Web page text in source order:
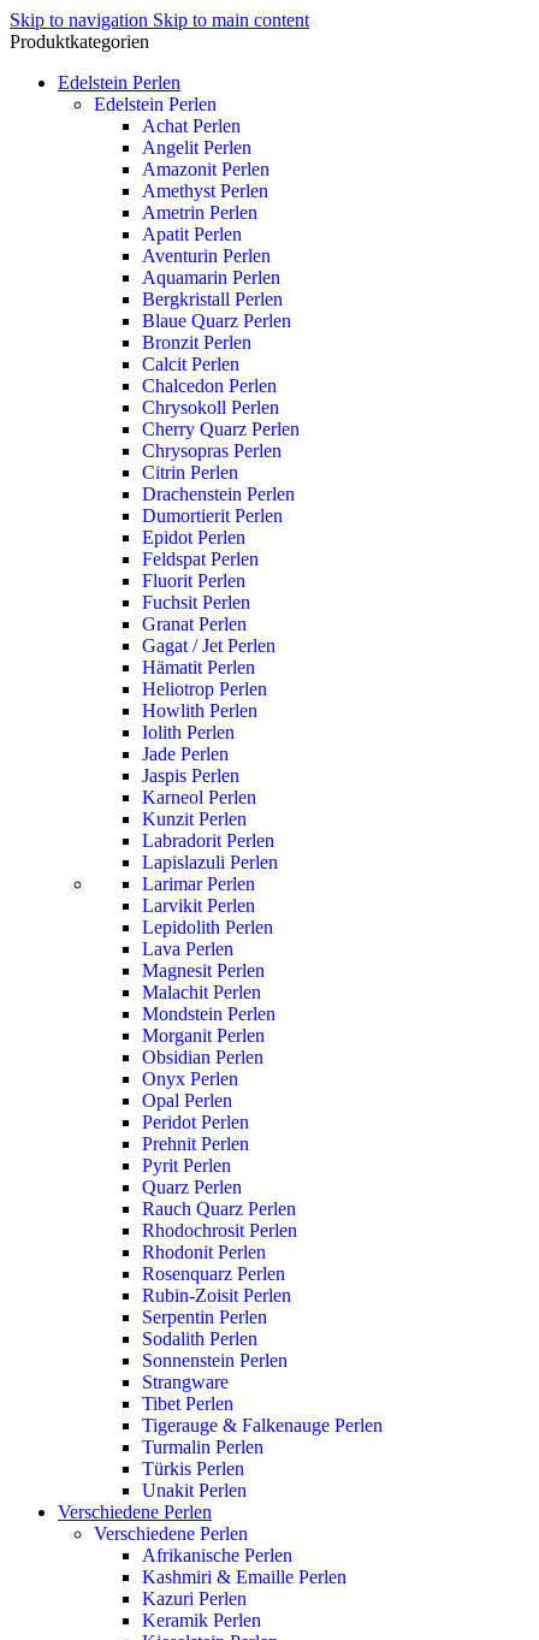
Skip to navigation Skip to main content
Produktkategorien
Edelstein Perlen
Edelstein Perlen
Achat Perlen
Angelit Perlen
Amazonit Perlen
Amethyst Perlen
Ametrin Perlen
Apatit Perlen
Aventurin Perlen
Aquamarin Perlen
Bergkristall Perlen
Blaue Quarz Perlen
Bronzit Perlen
Calcit Perlen
Chalcedon Perlen
Chrysokoll Perlen
Cherry Quarz Perlen
Chrysopras Perlen
Citrin Perlen
Drachenstein Perlen
Dumortierit Perlen
Epidot Perlen
Feldspat Perlen
Fluorit Perlen
Fuchsit Perlen
Granat Perlen
Gagat / Jet Perlen
Hämatit Perlen
Heliotrop Perlen
Howlith Perlen
Iolith Perlen
Jade Perlen
Jaspis Perlen
Karneol Perlen
Kunzit Perlen
Labradorit Perlen
Lapislazuli Perlen
Larimar Perlen
Larvikit Perlen
Lepidolith Perlen
Lava Perlen
Magnesit Perlen
Malachit Perlen
Mondstein Perlen
Morganit Perlen
Obsidian Perlen
Onyx Perlen
Opal Perlen
Peridot Perlen
Prehnit Perlen
Pyrit Perlen
Quarz Perlen
Rauch Quarz Perlen
Rhodochrosit Perlen
Rhodonit Perlen
Rosenquarz Perlen
Rubin-Zoisit Perlen
Serpentin Perlen
Sodalith Perlen
Sonnenstein Perlen
Strangware
Tibet Perlen
Tigerauge & Falkenauge Perlen
Turmalin Perlen
Türkis Perlen
Unakit Perlen
Verschiedene Perlen
Verschiedene Perlen
Afrikanische Perlen
Kashmiri & Emaille Perlen
Kazuri Perlen
Keramik Perlen